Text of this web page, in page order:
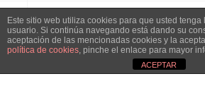
Phone
+34 662 49 51 19
Este sitio web utiliza cookies para que usted
usuario. Si continúa navegando está dando su
aceptación de las mencionadas cookies y la
política de cookies, pinche el enlace para mayor
ACEPTAR